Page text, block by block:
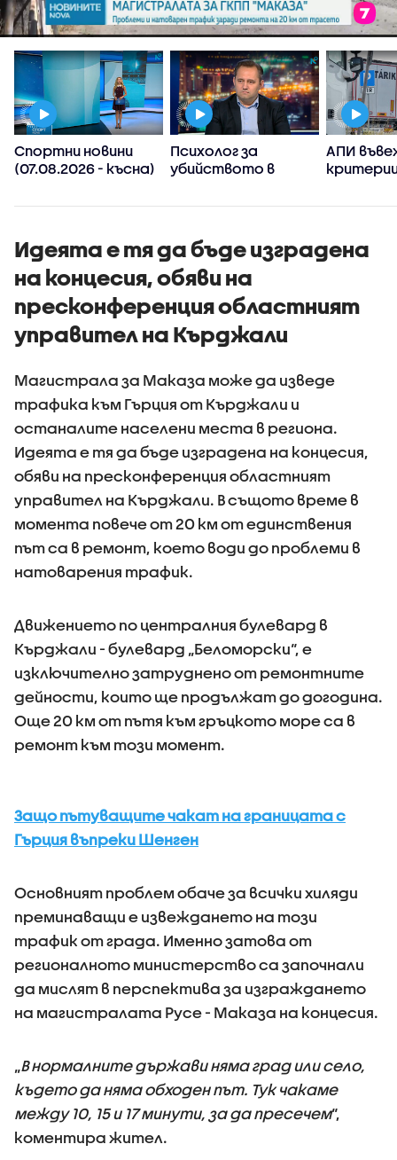
Спортни новини
(07.08.2026 - късна)
Психолог за
убийството в
Възрастните
примерите за
агресивно
поведение
АПИ
Идеята е тя да бъде изградена
на концесия, обяви на
пресконференция областният
управител на Кърджали
Магистрала за Маказа може да изведе
трафика към Гърция от Кърджали и
останалите населени места в региона.
Идеята е тя да бъде изградена на концесия,
обяви на пресконференция областният
управител на Кърджали. В същото време в
момента повече от 20 км от единствения
път са в ремонт, което води до проблеми в
натоварения трафик.
Движението по централния булевард в
Кърджали - булевард „Беломорски“, е
изключително затруднено от ремонтните
дейности, които ще продължат до догодина.
Още 20 км от пътя към гръцкото море са в
ремонт към този момент.
Защо пътуващите чакат на границата с
Гърция въпреки Шенген
Основният проблем обаче за всички хиляди
преминаващи е извеждането на този
трафик от града. Именно затова от
регионалното министерство са започнали
да мислят в перспектива за изграждането
на магистралата Русе - Маказа на концесия.
„В нормалните държави няма град или село,
където да няма обходен път. Тук чакаме
между 10, 15 и 17 минути, за да пресечем“,
коментира жител.